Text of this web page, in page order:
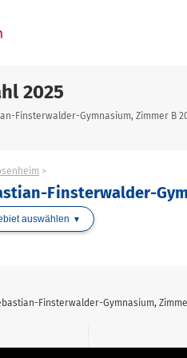
2025
Finsterwalder-Gymnasium, Zimmer B
Finsterwalder-
auswählen
Finsterwalder-Gymnasium,